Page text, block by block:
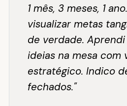
1 mês, 3 meses, 1
visualizar metas
de verdade.
ideias na mesa com
estratégico. Indico
fechados."